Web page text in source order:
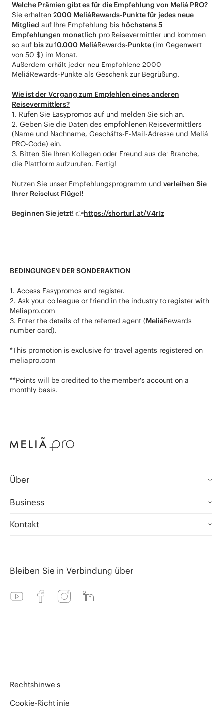
Welche Prämien gibt es für die Empfehlung von Meliá PRO?
Sie erhalten 2000 MeliáRewards-Punkte für jedes neue
Mitglied auf Ihre Empfehlung bis höchstens 5
Empfehlungen monatlich pro Reisevermittler und kommen
so auf bis zu 10.000 MeliáRewards-Punkte(im Gegenwert
von 50 $) im Monat.
Außerdem erhält jeder neu Empfohlene 2000
MeliáRewards-Punkte als Geschenk zur Begrüßung.
Wie ist der Vorgang zum Empfehlen eines anderen
Reisevermittlers?
1. Rufen Sie Easypromos auf und melden Sie sich an.
2. Geben Sie die Daten des empfohlenen Reisevermittlers
(Name und Nachname, Geschäfts-E-Mail-Adresse und Meliá
PRO-Code) ein.
3. Bitten Sie Ihren Kollegen oder Freund aus der Branche,
die Plattform aufzurufen. Fertig!
Nutzen Sie unser Empfehlungsprogramm und verleihen Sie
Ihrer Reiselust Flügel!
Beginnen Sie jetzt! 👉https://shorturl.at/V4rIz
BEDINGUNGEN DER SONDERAKTION
1. Access Easypromos and register.
2. Ask your colleague or friend in the industry to register with
Meliapro.com.
3. Enter the details of the referred agent (MeliáRewards
number card).
*This promotion is exclusive for travel agents registered on
meliapro.com
**Points will be credited to the member's account on a
monthly basis.
Über
Black Friday Hotelangebote
Business
Unternehmen
Kontakt
Bleiben Sie in Verbindung über
Rechtshinweis
Cookie-Richtlinie